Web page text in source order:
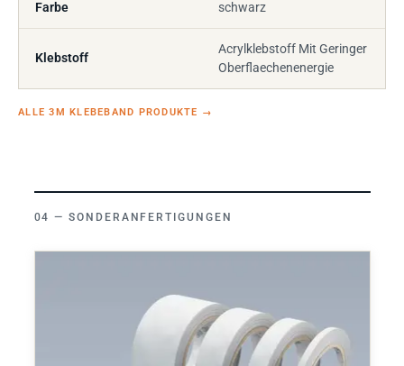
Farbe schwarz
Klebstoff
Acrylklebstoff Mit Geringer
Oberflaechenenergie
ALLE 3M KLEBEBAND PRODUKTE →
SONDERANFERTIGUNGEN